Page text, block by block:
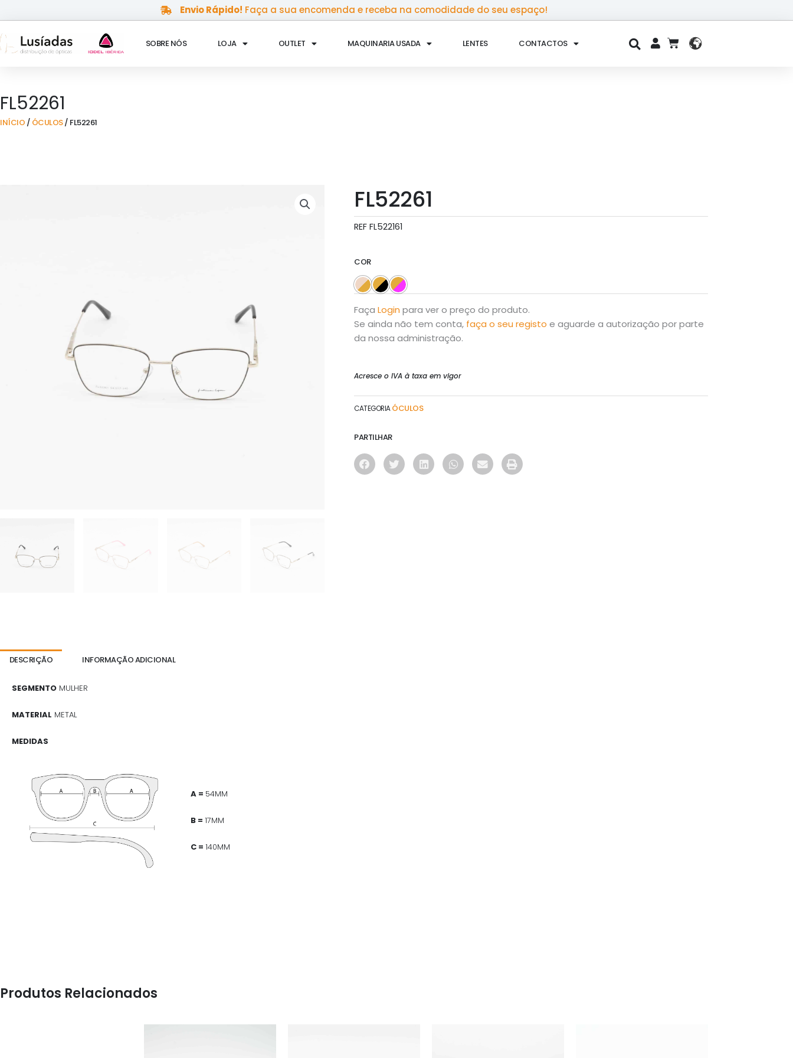
to
content
Envio Rápido! Faça a sua encomenda e receba na comodidade do seu espaço!
SOBRE NÓS LOJA OUTLET MAQUINARIA USADA LENTES CONTACTOS CART
FL52261
INÍCIO / ÓCULOS/ FL52261
DESCRIÇÃO INFORMAÇÃO ADICIONAL
SEGMENTO MULHER
MATERIAL METAL
MEDIDAS
A = 54MM
B = 17MM
C = 140MM
FL52261
REF FL522161
COR
Faça Login para ver o preço do produto.
Se ainda não tem conta, faça o seu registo e aguarde a autorização por parte
da nossa administração.
Acresce o IVA à taxa em vigor
CATEGORIA ÓCULOS
PARTILHAR
Produtos Relacionados